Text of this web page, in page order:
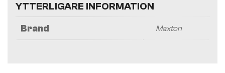
YTTERLIGARE INFORMATION
Brand Maxton